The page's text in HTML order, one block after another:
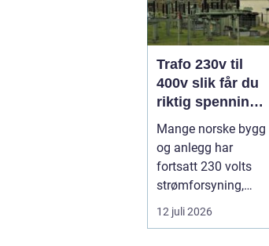
Trafo 230v til
400v slik får du
riktig spenning
til moderne
utstyr
Mange norske bygg
og anlegg har
fortsatt 230 volts
strømforsyning,
mens nye maskiner,
pumper, kompre...
12 juli 2026